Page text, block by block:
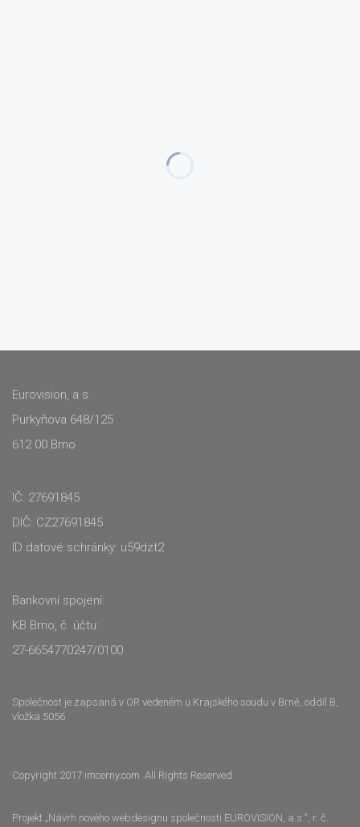
Eurovision, a.s.
Purkyňova 648/125
612 00 Brno
IČ: 27691845
DIČ: CZ27691845
ID datové schránky: u59dzt2
Bankovní spojení:
KB Brno, č. účtu:
27-6654770247/0100
Společnost je zapsaná v OR vedeném u Krajského soudu v Brně, oddíl B,
vložka 5056
Copyright 2017 imcerny.com All Rights Reserved
Projekt „Návrh nového webdesignu společnosti EUROVISION, a.s.“, r. č.